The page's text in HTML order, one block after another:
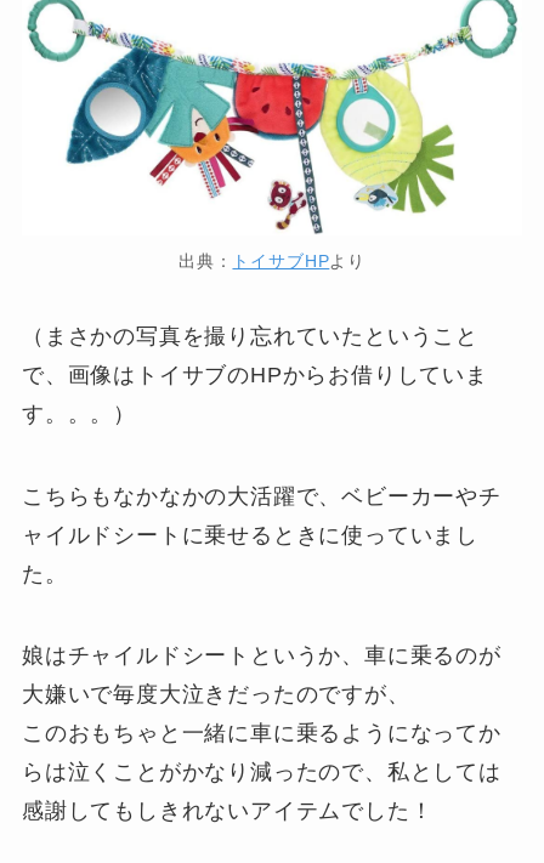
出典： トイサブHPより
（まさかの写真を撮り忘れていたということ
で、画像はトイサブのHPからお借りしていま
す。。。）
こちらもなかなかの大活躍で、ベビーカーやチ
ャイルドシートに乗せるときに使っていまし
た。
娘はチャイルドシートというか、車に乗るのが
大嫌いで毎度大泣きだったのですが、
このおもちゃと一緒に車に乗るようになってか
らは泣くことがかなり減ったので、私としては
感謝してもしきれないアイテムでした！